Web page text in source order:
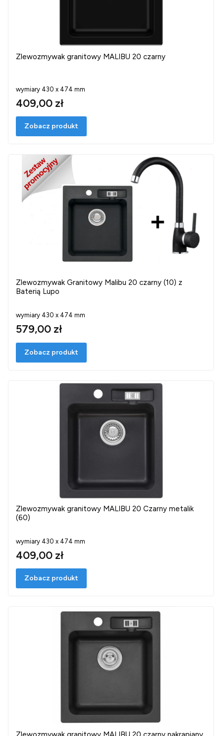
Zlewozmywak granitowy MALIBU 20 czarny
wymiary 430 x 474 mm
409,00 zł
Zobacz produkt
Zlewozmywak Granitowy Malibu 20 czarny (10) z
Baterią Lupo
wymiary 430 x 474 mm
579,00 zł
Zobacz produkt
Zlewozmywak granitowy MALIBU 20 Czarny metalik
(60)
wymiary 430 x 474 mm
409,00 zł
Zobacz produkt